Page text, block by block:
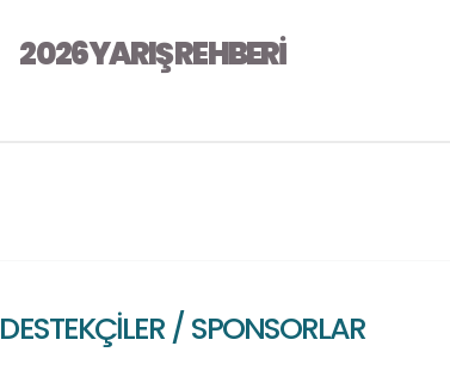
2026 YARIŞ REHBERİ
DESTEKÇİLER / SPONSORLAR